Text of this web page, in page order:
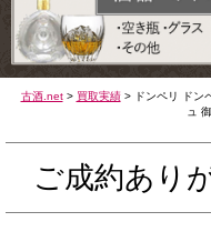
古酒.net> 買取実績>
ドンペリ ド
ュ
ご成約あり